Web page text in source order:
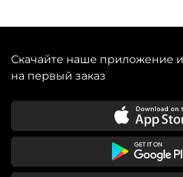
Скачайте наше приложение
на первый заказ